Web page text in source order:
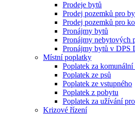
Prodeje bytů
Prodej pozemků pro
Prodej pozemků pro
Pronájmy bytů
Pronájmy nebytových
Pronájmy bytů v DPS
Místní poplatky
Poplatek za komunální
Poplatek ze psů
Poplatek ze vstupného
Poplatek z pobytu
Poplatek za užívání
Krizové řízení